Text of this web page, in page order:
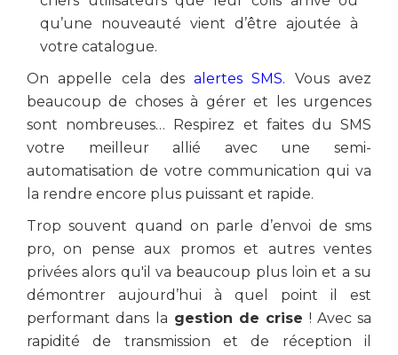
qu’une nouveauté vient d’être ajoutée à
votre catalogue.
On appelle cela desalertes SMS. Vous avez
beaucoup de choses à gérer et les urgences
sont nombreuses… Respirez et faites du SMS
votre meilleur allié avec une semi-
automatisation de votre communication qui va
la rendre encore plus puissant et rapide.
Trop souvent quand on parle d’envoi de sms
pro, on pense aux promos et autres ventes
privées alors qu'il va beaucoup plus loin et a su
démontrer aujourd’hui à quel point il est
performant dans la gestion de crise ! Avec sa
rapidité de transmission et de réception il